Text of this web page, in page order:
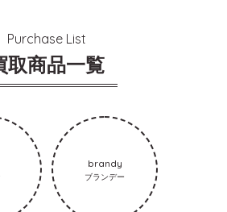
Purchase List
取商品一覧
brandy
ブランデー